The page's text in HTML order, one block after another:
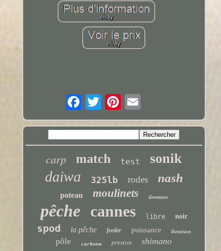
carp match test sonik
daiwa 325lb rodes nash
poteau moulinets drennan
pêche cannes libre noir
spod la pêche feeder puissance livraison
pôle carbone preston shimano